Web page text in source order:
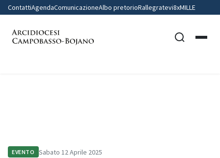
ContattiAgendaComunicazioneAlbo pretorioRallegratevi8xMILLE
EVENTO Sabato 12 Aprile 2025